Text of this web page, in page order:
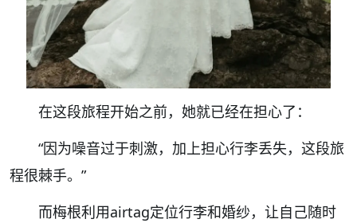
在这段旅程开始之前，她就已经在担心了：
“因为噪音过于刺激，加上担心行李丢失，这段旅
程很棘手。”
而梅根利用airtag定位行李和婚纱，让自己随时